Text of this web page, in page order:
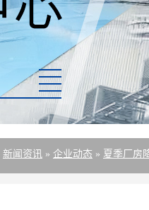
新闻资讯 » 企业动态 » 夏季厂房